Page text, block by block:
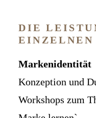
DIE
EINZELNEN
Markenidentität
Konzeption und
Workshops zum